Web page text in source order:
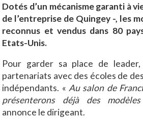
Dotés d’un mécanisme garanti à
de l’entreprise de Quingey -, les
reconnus et vendus dans 80
Etats-Unis.
Pour garder sa place de leader,
partenariats avec des écoles de
indépendants. «Au salon de
présenterons déjà des
annonce le dirigeant.